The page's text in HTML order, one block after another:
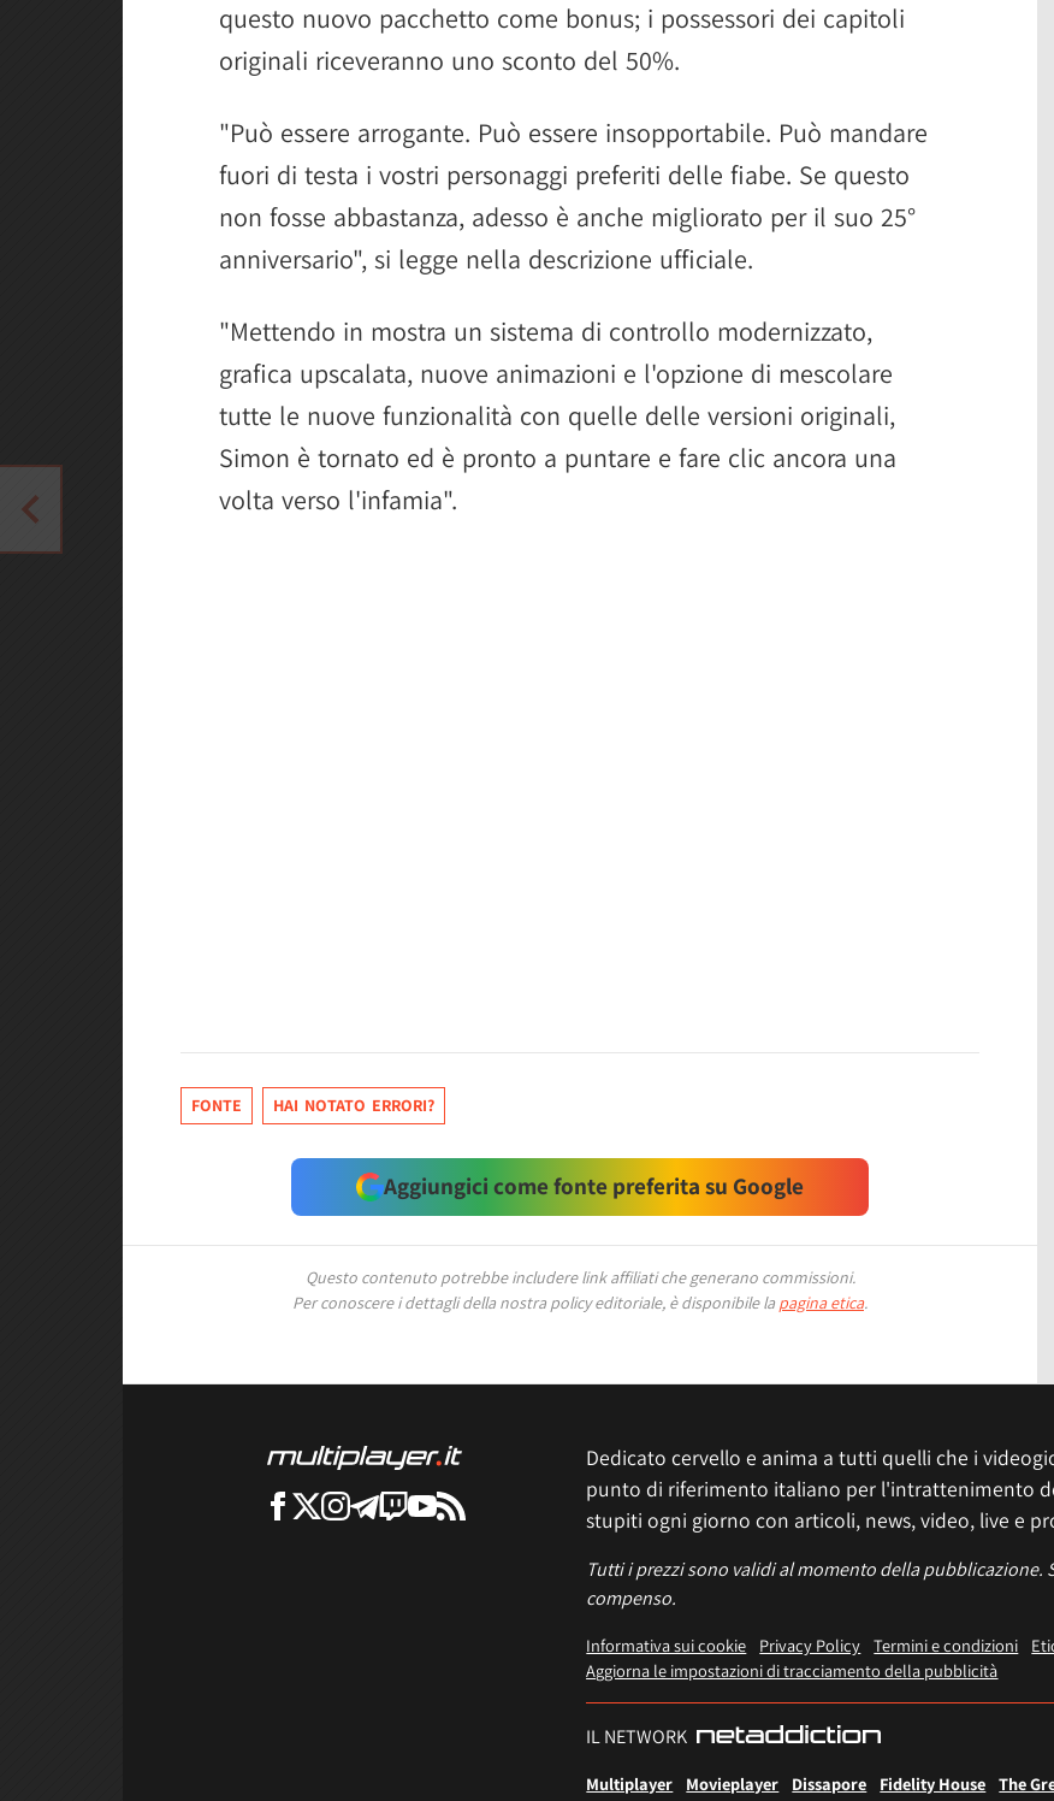
questo nuovo pacchetto come bonus; i possessori dei capitoli
originali riceveranno uno sconto del 50%.
"Può essere arrogante. Può essere insopportabile. Può mandare
fuori di testa i vostri personaggi preferiti delle fiabe. Se questo
non fosse abbastanza, adesso è anche migliorato per il suo 25°
anniversario", si legge nella descrizione ufficiale.
"Mettendo in mostra un sistema di controllo modernizzato,
grafica upscalata, nuove animazioni e l'opzione di mescolare
tutte le nuove funzionalità con quelle delle versioni originali,
Simon è tornato ed è pronto a puntare e fare clic ancora una
volta verso l'infamia".
FONTE HAI NOTATO ERRORI?
Aggiungici come fonte preferita su Google
Questo contenuto potrebbe includere link affiliati che generano commissioni.
Per conoscere i dettagli della nostra policy editoriale, è disponibile la pagina etica.
Dedicato cervello e anima a tutti quelli che i
punto di riferimento italiano per l'intrattenimento
stupiti ogni giorno con articoli, news, video, live e
Tutti i prezzi sono validi al momento della pubblicazione.
compenso.
Informativa sui cookie Privacy Policy Termini e condizioni
Aggiorna le impostazioni di tracciamento della pubblicità
IL NETWORK
Multiplayer Movieplayer Dissapore Fidelity House The